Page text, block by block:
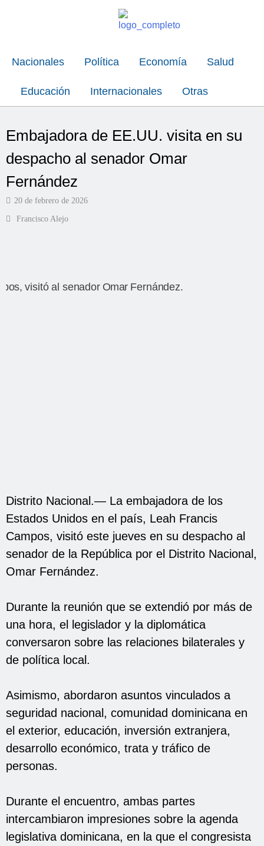
Nacionales Política Economía Salud
Educación Internacionales Otras
Embajadora de EE.UU. visita en su
despacho al senador Omar
Fernández
20 de febrero de 2026
Francisco Alejo
Distrito Nacional.— La embajadora de los
Estados Unidos en el país, Leah Francis
Campos, visitó este jueves en su despacho al
senador de la República por el Distrito Nacional,
Omar Fernández.
Durante la reunión que se extendió por más de
una hora, el legislador y la diplomática
conversaron sobre las relaciones bilaterales y
de política local.
Asimismo, abordaron asuntos vinculados a
seguridad nacional, comunidad dominicana en
el exterior, educación, inversión extranjera,
desarrollo económico, trata y tráfico de
personas.
Durante el encuentro, ambas partes
intercambiaron impresiones sobre la agenda
legislativa dominicana, en la que el congresista